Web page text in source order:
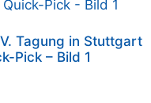
Tagung in Stuttgart
Pick – Bild 1